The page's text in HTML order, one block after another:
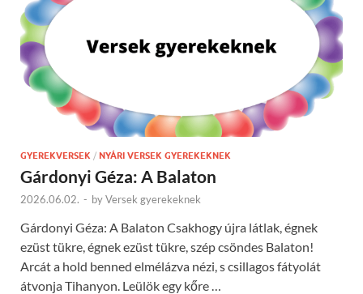
GYEREKVERSEK / NYÁRI VERSEK GYEREKEKNEK
Gárdonyi Géza: A Balaton
2026.06.02. - byVersek gyerekeknek
Gárdonyi Géza: A Balaton Csakhogy újra látlak, égnek
ezüst tükre, égnek ezüst tükre, szép csöndes Balaton!
Arcát a hold benned elmélázva nézi, s csillagos fátyolát
átvonja Tihanyon. Leülök egy kőre …